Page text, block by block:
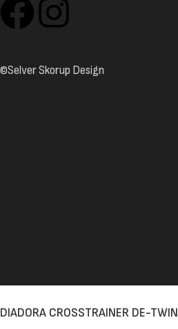
©Selver Skorup Design
DIADORA CROSSTRAINER DE-TWIN